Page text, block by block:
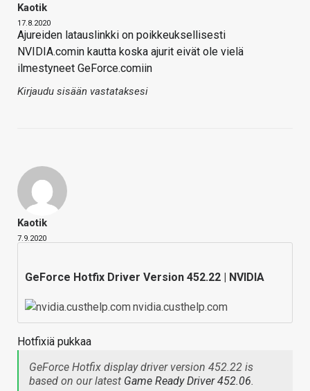
Kaotik
17.8.2020
Ajureiden latauslinkki on poikkeuksellisesti
NVIDIA.comin kautta koska ajurit eivät ole vielä
ilmestyneet GeForce.comiin
Kirjaudu sisään vastataksesi
Kaotik
7.9.2020
GeForce Hotfix Driver Version 452.22 | NVIDIA
nvidia.custhelp.com
Hotfixiä pukkaa
GeForce Hotfix display driver version 452.22 is
based on our latest Game Ready Driver 452.06.